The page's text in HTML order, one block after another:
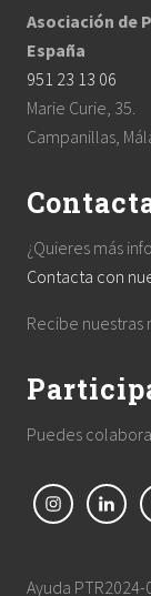
Asociación de
España
951 23 13 06
Marie Curie, 35.
Campanillas,
¿Quieres más
Contacta con
Recibe nuestras
Puedes
Ayuda